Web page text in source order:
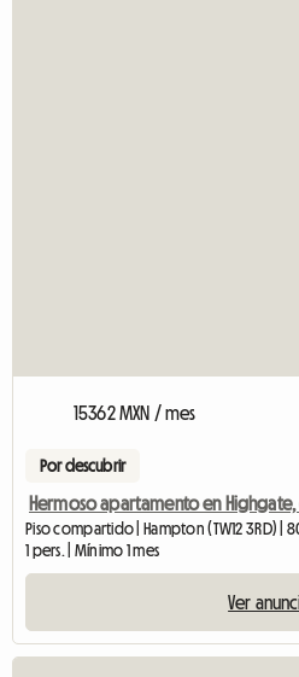
15362 MXN / mes
Por descubrir
Hermoso apartamento en Highgate,
Piso compartido | Hampton (TW12 3RD) |
1 pers. | Mínimo 1 mes
Ver